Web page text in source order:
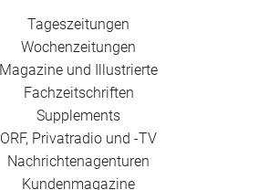
Tageszeitungen
Wochenzeitungen
Magazine und Illustrierte
Fachzeitschriften
Supplements
ORF, Privatradio und -TV
Nachrichtenagenturen
Kundenmagazine